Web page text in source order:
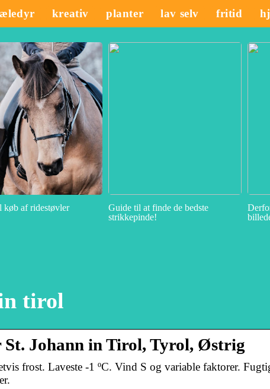
kreativ planter lav selv fritid
køb af ridestøvler
Guide til at finde de bedste
strikkepinde!
tirol
St. Johann in Tirol, Tyrol, Østrig
frost. Laveste -1 ºC. Vind S og variable faktorer.